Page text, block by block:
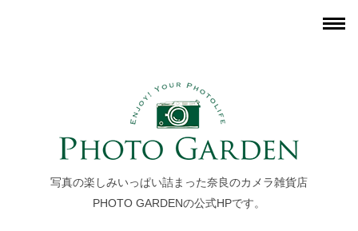
写真の楽しみいっぱい詰まった奈良のカメラ雑貨店
PHOTO GARDENの公式HPです。